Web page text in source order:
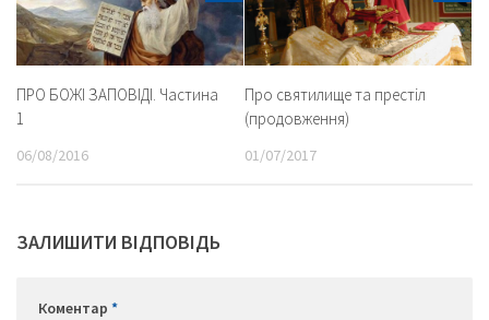
ПРО БОЖІ ЗАПОВІДІ. Частина
1
06/08/2016
Про святилище та престіл
(продовження)
01/07/2017
ЗАЛИШИТИ ВІДПОВІДЬ
Коментар *